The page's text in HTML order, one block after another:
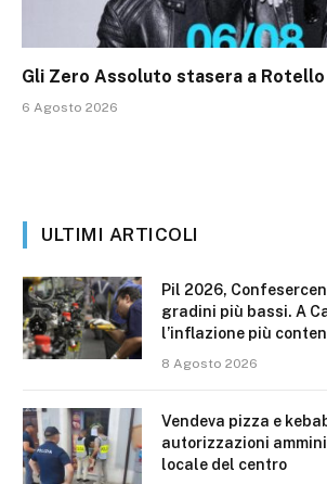
Gli Zero Assoluto stasera a Rotello
6 Agosto 2026
ULTIMI ARTICOLI
Pil 2026,
gradini più bassi. A
l’inflazione più
8 Agosto 2026
Vendeva pizza e
autorizzazioni
locale del centro